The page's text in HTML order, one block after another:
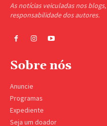
As notícias veiculadas nos
responsabilidade dos autores.
Sobre nós
Anuncie
Programas
Expediente
Seja um doador